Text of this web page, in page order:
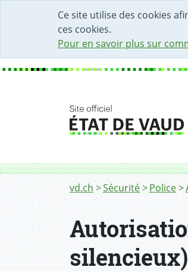
Ce site utilise des cookies
ces cookies.
Pour en savoir plus sur
DÉBUT DU CONTENU DE
ACCÈS AU CHAMP DE
PAGE D'ACCUEIL
FORMULAIRE DE CONTACT
Fil d'Ariane
vd.ch Sécurité Police
Autorisations
silencieux)